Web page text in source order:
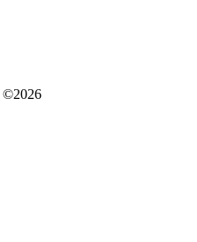
©2026